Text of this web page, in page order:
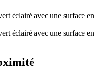
éclairé avec une surface en
éclairé avec une surface en